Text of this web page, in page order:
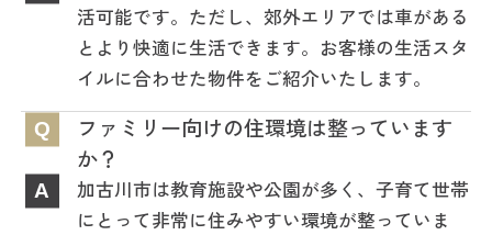
活可能です。ただし、郊外エリアでは車がある
とより快適に生活できます。お客様の生活スタ
イルに合わせた物件をご紹介いたします。
Q
ファミリー向けの住環境は整っています
か？
A
加古川市は教育施設や公園が多く、子育て世帯
にとって非常に住みやすい環境が整っていま